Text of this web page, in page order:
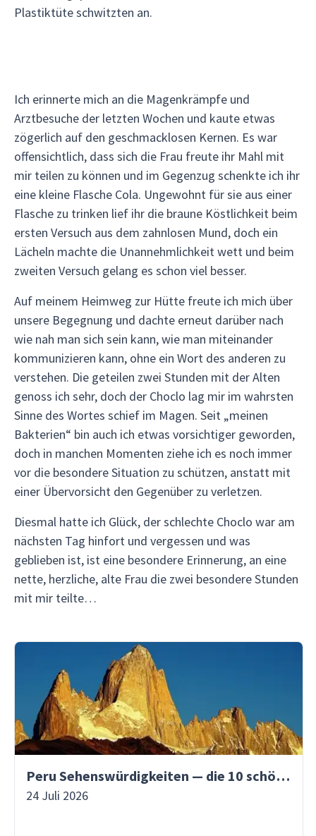
Plastiktüte schwitzten an.
Ich erinnerte mich an die Magenkrämpfe und
Arztbesuche der letzten Wochen und kaute etwas
zögerlich auf den geschmacklosen Kernen. Es war
offensichtlich, dass sich die Frau freute ihr Mahl mit
mir teilen zu können und im Gegenzug schenkte ich ihr
eine kleine Flasche Cola. Ungewohnt für sie aus einer
Flasche zu trinken lief ihr die braune Köstlichkeit beim
ersten Versuch aus dem zahnlosen Mund, doch ein
Lächeln machte die Unannehmlichkeit wett und beim
zweiten Versuch gelang es schon viel besser.
Auf meinem Heimweg zur Hütte freute ich mich über
unsere Begegnung und dachte erneut darüber nach
wie nah man sich sein kann, wie man miteinander
kommunizieren kann, ohne ein Wort des anderen zu
verstehen. Die geteilen zwei Stunden mit der Alten
genoss ich sehr, doch der Choclo lag mir im wahrsten
Sinne des Wortes schief im Magen. Seit „meinen
Bakterien“ bin auch ich etwas vorsichtiger geworden,
doch in manchen Momenten ziehe ich es noch immer
vor die besondere Situation zu schützen, anstatt mit
einer Übervorsicht den Gegenüber zu verletzen.
Diesmal hatte ich Glück, der schlechte Choclo war am
nächsten Tag hinfort und vergessen und was
geblieben ist, ist eine besondere Erinnerung, an eine
nette, herzliche, alte Frau die zwei besondere Stunden
mit mir teilte…
Peru Sehenswürdigkeiten — die 10 schönsten Orte
24 Juli 2026